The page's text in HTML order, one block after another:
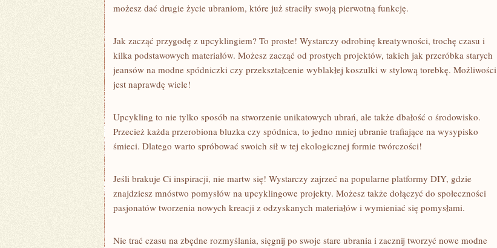
możesz ⁣dać⁤ drugie życie ubraniom, które ⁢już straciły⁣ swoją⁣ pierwotną funkcję.
Jak zacząć przygodę z upcyklingiem? To proste! Wystarczy odrobinę kreatywności, trochę czasu ⁣i
kilka podstawowych materiałów. Możesz zacząć od prostych projektów, takich ‌jak ‍przeróbka ⁣starych
jeansów na modne spódniczki czy przekształcenie wyblakłej ​koszulki w⁤ stylową‌ torebkę. ​Możliwości
jest naprawdę wiele!
Upcykling to nie tylko sposób na stworzenie ​unikatowych ‌ubrań,⁣ ale także dbałość o środowisko.
Przecież każda przerobiona bluzka czy spódnica, to jedno⁢ mniej ubranie trafiające na ⁢wysypisko
⁣śmieci. Dlatego warto spróbować ⁤swoich sił ​w ​tej ‌ekologicznej‌ formie twórczości!
Jeśli brakuje Ci‍ inspiracji, nie martw się! Wystarczy⁤ zajrzeć na popularne ⁤platformy ⁤DIY, gdzie
znajdziesz mnóstwo pomysłów ⁣na upcyklingowe projekty. Możesz także dołączyć do społeczności​
pasjonatów tworzenia nowych kreacji z ⁣odzyskanych materiałów i wymieniać się pomysłami.
Nie trać ‍czasu na zbędne rozmyślania,‌ sięgnij ‌po swoje stare⁣ ubrania ⁤i zacznij tworzyć nowe modne